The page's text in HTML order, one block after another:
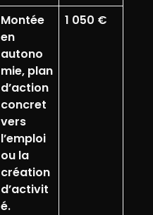
Montée
en
autono
mie, plan
d’action
concret
vers
l’emploi
ou la
création
d’activit
é.
1 050 €